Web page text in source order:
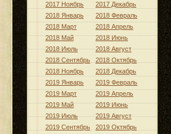
2017 Ноябрь
2017 Декабрь
2018 Январь
2018 Февраль
2018 Март
2018 Апрель
2018 Май
2018 Июнь
2018 Июль
2018 Август
2018 Сентябрь
2018 Октябрь
2018 Ноябрь
2018 Декабрь
2019 Январь
2019 Февраль
2019 Март
2019 Апрель
2019 Май
2019 Июнь
2019 Июль
2019 Август
2019 Сентябрь
2019 Октябрь